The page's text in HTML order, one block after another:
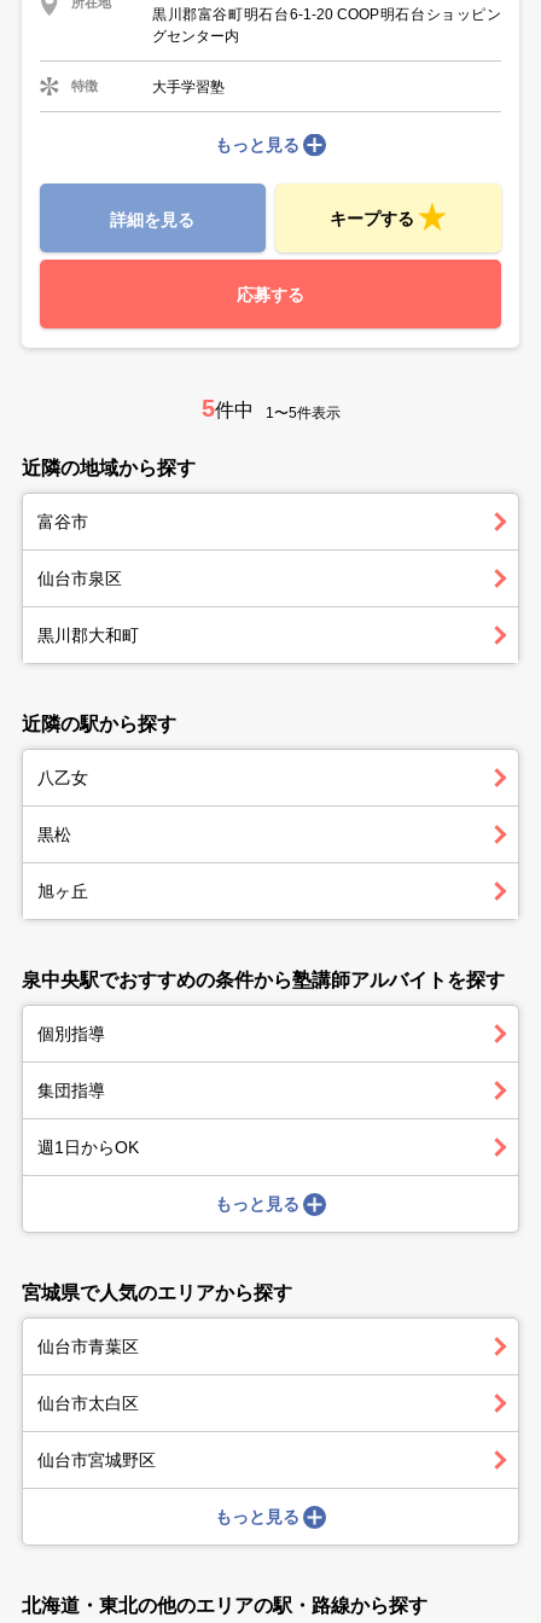
黒川郡富谷町明石台6-1-20 COOP明石台ショッピン
グセンター内
特徴 大手学習塾
もっと見る
詳細を見る キープする
応募する
5件中 1〜5件表示
近隣の地域から探す
富谷市
仙台市泉区
黒川郡大和町
近隣の駅から探す
八乙女
黒松
旭ヶ丘
泉中央駅でおすすめの条件から塾講師アルバイトを探す
個別指導
集団指導
週1日からOK
もっと見る
宮城県で人気のエリアから探す
仙台市青葉区
仙台市太白区
仙台市宮城野区
もっと見る
北海道・東北の他のエリアの駅・路線から探す